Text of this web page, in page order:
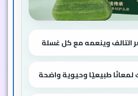
التالف وينعمه مع كل غسلة
طبيعيًا وحيوية واضحة